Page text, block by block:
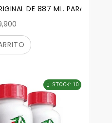
DE 887 ML. PARA
STOCK: 10